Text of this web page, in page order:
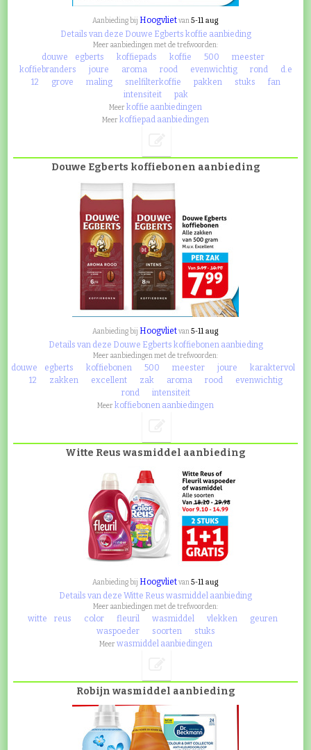
Aanbieding bij Hoogvlietvan5-11 aug
Details van deze Douwe Egberts koffie aanbieding
Meer aanbiedingen met de trefwoorden:
douwe egberts koffiepads koffie 500
meester
koffiebranders
joure aroma rood evenwichtig rond
d.e
12
grove maling snelfilterkoffie pakken stuks
fan
intensiteit
pak
Meer koffie aanbiedingen
Meer koffiepad aanbiedingen
Douwe Egberts koffiebonen aanbieding
Aanbieding bij Hoogvlietvan5-11 aug
Details van deze Douwe Egberts koffiebonen aanbieding
Meer aanbiedingen met de trefwoorden:
douwe egberts koffiebonen 500 meester joure
karaktervol
12
zakken excellent zak aroma rood
evenwichtig
rond
intensiteit
Meer koffiebonen aanbiedingen
Witte Reus wasmiddel aanbieding
Aanbieding bij Hoogvlietvan5-11 aug
Details van deze Witte Reus wasmiddel aanbieding
Meer aanbiedingen met de trefwoorden:
witte reus color fleuril wasmiddel vlekken
geuren
waspoeder
soorten stuks
Meer wasmiddel aanbiedingen
Robijn wasmiddel aanbieding